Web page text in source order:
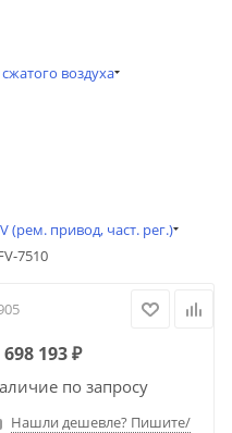
воздуха
(рем. привод, част. рег.)
7510
698 193₽
по запросу
Нашли дешевле? Пишите/